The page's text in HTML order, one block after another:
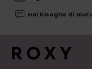
Hai bisogno di